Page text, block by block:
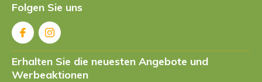
Folgen Sie uns
Erhalten Sie die neuesten Angebote und
Werbeaktionen